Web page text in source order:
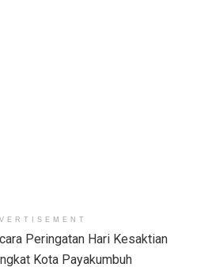
Peringatan Hari Kesaktian
Kota Payakumbuh